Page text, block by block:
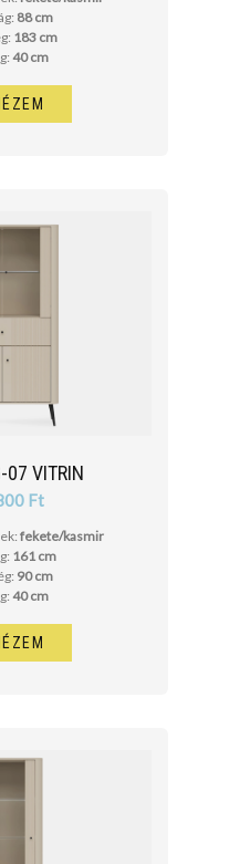
88 cm
183 cm
40 cm
07 VITRIN
Ft
fekete/kasmir
161 cm
90 cm
40 cm